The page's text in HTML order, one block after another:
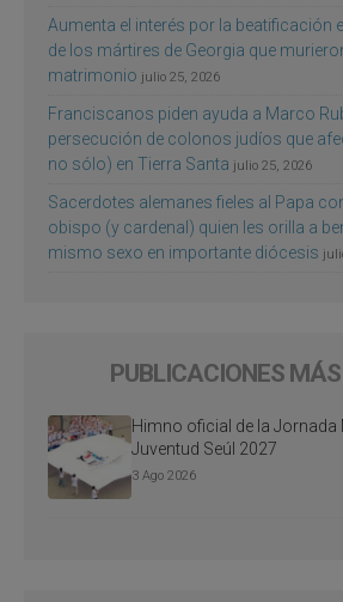
Aumenta el interés por la beatificación
de los mártires de Georgia que
matrimonio julio 25, 2026
Franciscanos piden ayuda a Marco
persecución de colonos judíos que
no sólo) en Tierra Santa julio 25, 2026
Sacerdotes alemanes fieles al Papa
obispo (y cardenal) quien les orilla a
mismo sexo en importante diócesis
PUBLICACIONES
Himno oficial de la Jornada
Juventud Seúl 2027
3 Ago 2026